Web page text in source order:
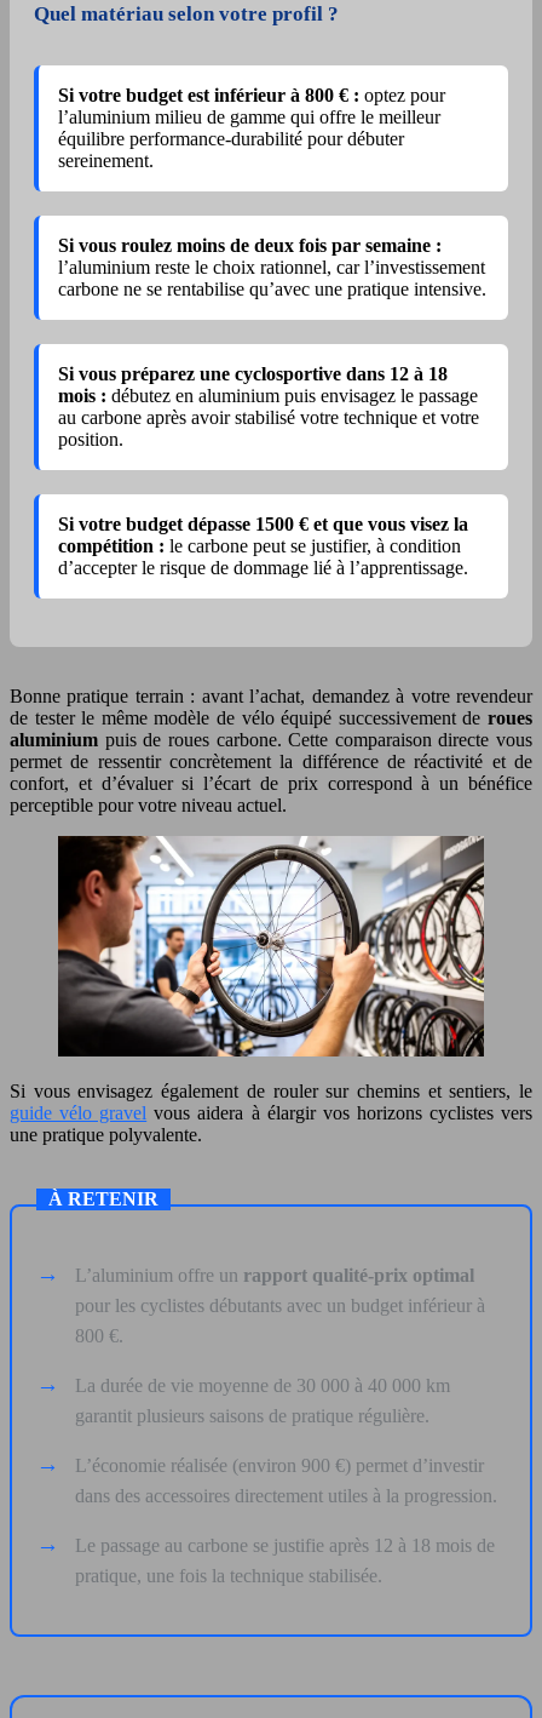
Quel matériau selon votre profil ?
Si votre budget est inférieur à 800 € : optez pour
l’aluminium milieu de gamme qui offre le meilleur
équilibre performance-durabilité pour débuter
sereinement.
Si vous roulez moins de deux fois par semaine :
l’aluminium reste le choix rationnel, car l’investissement
carbone ne se rentabilise qu’avec une pratique intensive.
Si vous préparez une cyclosportive dans 12 à 18
mois : débutez en aluminium puis envisagez le passage
au carbone après avoir stabilisé votre technique et votre
position.
Si votre budget dépasse 1500 € et que vous visez la
compétition : le carbone peut se justifier, à condition
d’accepter le risque de dommage lié à l’apprentissage.
Bonne pratique terrain : avant l’achat, demandez à votre revendeur
de tester le même modèle de vélo équipé successivement de roues
aluminium puis de roues carbone. Cette comparaison directe vous
permet de ressentir concrètement la différence de réactivité et de
confort, et d’évaluer si l’écart de prix correspond à un bénéfice
perceptible pour votre niveau actuel.
Si vous envisagez également de rouler sur chemins et sentiers, le
guide vélo gravel vous aidera à élargir vos horizons cyclistes vers
une pratique polyvalente.
À RETENIR
L’aluminium offre un rapport qualité-prix optimal
pour les cyclistes débutants avec un budget inférieur à
800 €.
La durée de vie moyenne de 30 000 à 40 000 km
garantit plusieurs saisons de pratique régulière.
L’économie réalisée (environ 900 €) permet d’investir
dans des accessoires directement utiles à la progression.
Le passage au carbone se justifie après 12 à 18 mois de
pratique, une fois la technique stabilisée.